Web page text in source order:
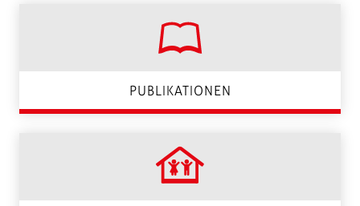
PUBLIKATIONEN